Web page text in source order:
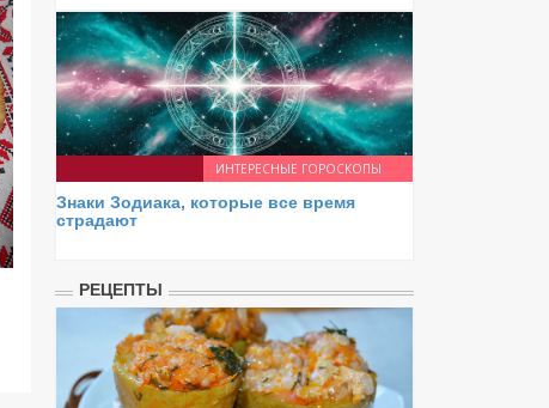
ИНТЕРЕСНЫЕ ГОРОСКОПЫ
Знаки Зодиака, которые все время
страдают
РЕЦЕПТЫ